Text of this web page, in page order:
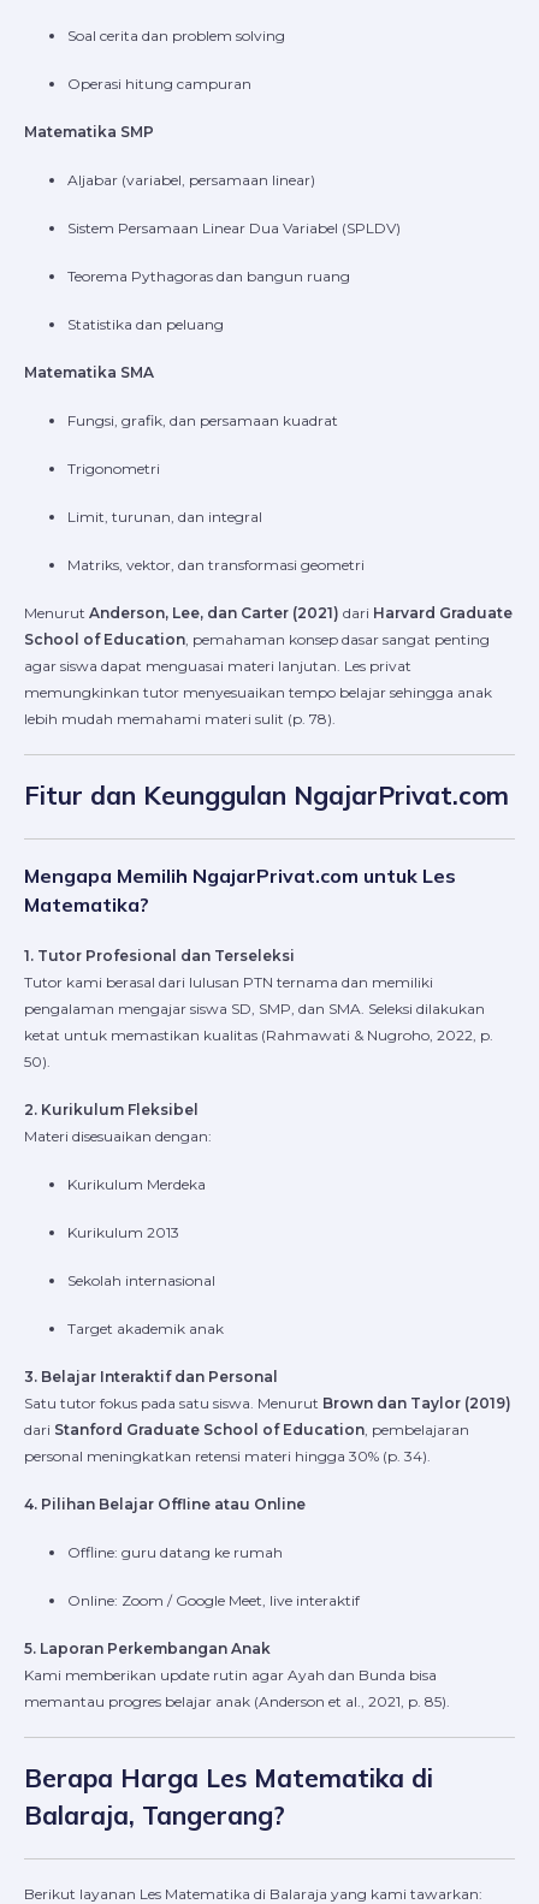
Soal cerita dan problem solving
Operasi hitung campuran
Matematika SMP
Aljabar (variabel, persamaan linear)
Sistem Persamaan Linear Dua Variabel (SPLDV)
Teorema Pythagoras dan bangun ruang
Statistika dan peluang
Matematika SMA
Fungsi, grafik, dan persamaan kuadrat
Trigonometri
Limit, turunan, dan integral
Matriks, vektor, dan transformasi geometri
Menurut Anderson, Lee, dan Carter (2021) dari Harvard Graduate
School of Education , pemahaman konsep dasar sangat penting
agar siswa dapat menguasai materi lanjutan. Les privat
memungkinkan tutor menyesuaikan tempo belajar sehingga anak
lebih mudah memahami materi sulit (p. 78).
Fitur dan Keunggulan NgajarPrivat.com
Mengapa Memilih NgajarPrivat.com untuk Les
Matematika?
1. Tutor Profesional dan Terseleksi
Tutor kami berasal dari lulusan PTN ternama dan memiliki
pengalaman mengajar siswa SD, SMP, dan SMA. Seleksi dilakukan
ketat untuk memastikan kualitas (Rahmawati & Nugroho, 2022, p.
50).
2. Kurikulum Fleksibel
Materi disesuaikan dengan:
Kurikulum Merdeka
Kurikulum 2013
Sekolah internasional
Target akademik anak
3. Belajar Interaktif dan Personal
Satu tutor fokus pada satu siswa. Menurut Brown dan Taylor (2019)
dari Stanford Graduate School of Education , pembelajaran
personal meningkatkan retensi materi hingga 30% (p. 34).
4. Pilihan Belajar Offline atau Online
Offline: guru datang ke rumah
Online: Zoom / Google Meet, live interaktif
5. Laporan Perkembangan Anak
Kami memberikan update rutin agar Ayah dan Bunda bisa
memantau progres belajar anak (Anderson et al., 2021, p. 85).
Berapa Harga Les Matematika di
Balaraja, Tangerang?
Berikut layanan Les Matematika di Balaraja yang kami tawarkan: